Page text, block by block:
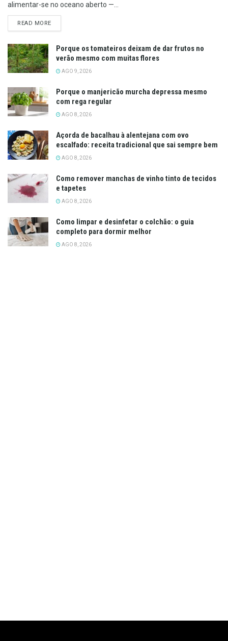
alimentar-se no oceano aberto —...
READ MOREDETAILS
Porque os tomateiros deixam de dar frutos no
verão mesmo com muitas flores
AGO 9, 2026
Porque o manjericão murcha depressa mesmo
com rega regular
AGO 8, 2026
Açorda de bacalhau à alentejana com ovo
escalfado: receita tradicional que sai sempre bem
AGO 8, 2026
Como remover manchas de vinho tinto de tecidos
e tapetes
AGO 8, 2026
Como limpar e desinfetar o colchão: o guia
completo para dormir melhor
AGO 8, 2026